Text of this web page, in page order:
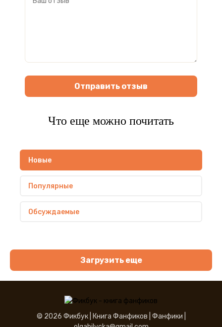
Отправить отзыв
Что еще можно почитать
Новые
Популярные
Обсуждаемые
Загрузить еще
© 2026 Фикбук | Книга Фанфиков Фанфики